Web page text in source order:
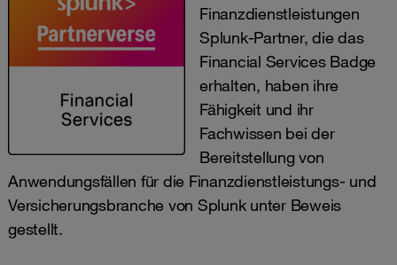
Finanzdienstleistungen
Splunk-Partner, die das
Financial Services Badge
erhalten, haben ihre
Fähigkeit und ihr
Fachwissen bei der
Bereitstellung von
Anwendungsfällen für die Finanzdienstleistungs- und
Versicherungsbranche von Splunk unter Beweis
gestellt.